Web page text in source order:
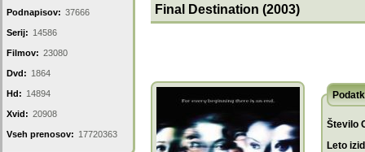
Podnapisov: 37666
Serij: 14586
Filmov: 23080
Dvd: 1864
Hd: 14894
Xvid: 20908
Vseh prenosov: 17720363
Final Destination (2003)
Število
Leto